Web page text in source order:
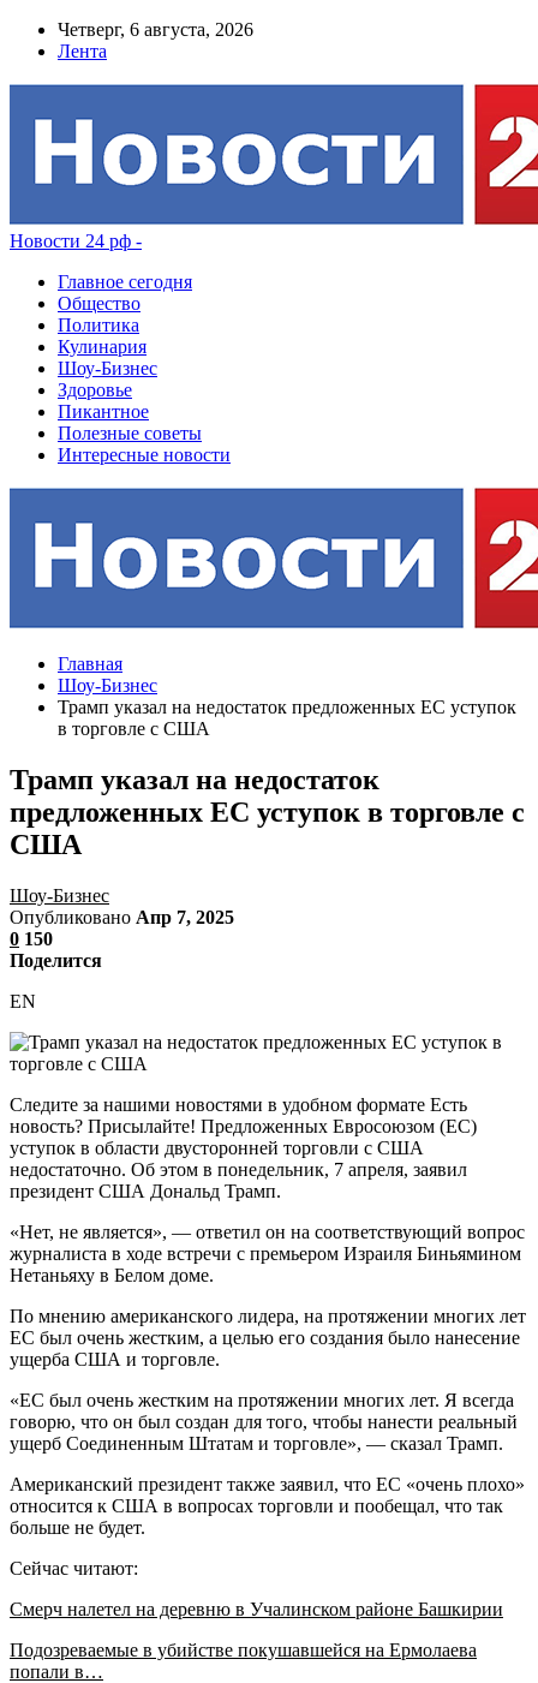
Четверг, 6 августа, 2026
Лента
Новости 24 рф -
Главное сегодня
Общество
Политика
Кулинария
Шоу-Бизнес
Здоровье
Пикантное
Полезные советы
Интересные новости
Главная
Шоу-Бизнес
Трамп указал на недостаток предложенных ЕС уступок
в торговле с США
Трамп указал на недостаток
предложенных ЕС уступок в торговле с
США
Шоу-Бизнес
Опубликовано Апр 7, 2025
0 150
Поделится
EN
Следите за нашими новостями в удобном формате Есть
новость? Присылайте! Предложенных Евросоюзом (ЕС)
уступок в области двусторонней торговли с США
недостаточно. Об этом в понедельник, 7 апреля, заявил
президент США Дональд Трамп.
«Нет, не является», — ответил он на соответствующий вопрос
журналиста в ходе встречи с премьером Израиля Биньямином
Нетаньяху в Белом доме.
По мнению американского лидера, на протяжении многих лет
ЕС был очень жестким, а целью его создания было нанесение
ущерба США и торговле.
«ЕС был очень жестким на протяжении многих лет. Я всегда
говорю, что он был создан для того, чтобы нанести реальный
ущерб Соединенным Штатам и торговле», — сказал Трамп.
Американский президент также заявил, что ЕС «очень плохо»
относится к США в вопросах торговли и пообещал, что так
больше не будет.
Сейчас читают:
Смерч налетел на деревню в Учалинском районе Башкирии
Подозреваемые в убийстве покушавшейся на Ермолаева
попали в…